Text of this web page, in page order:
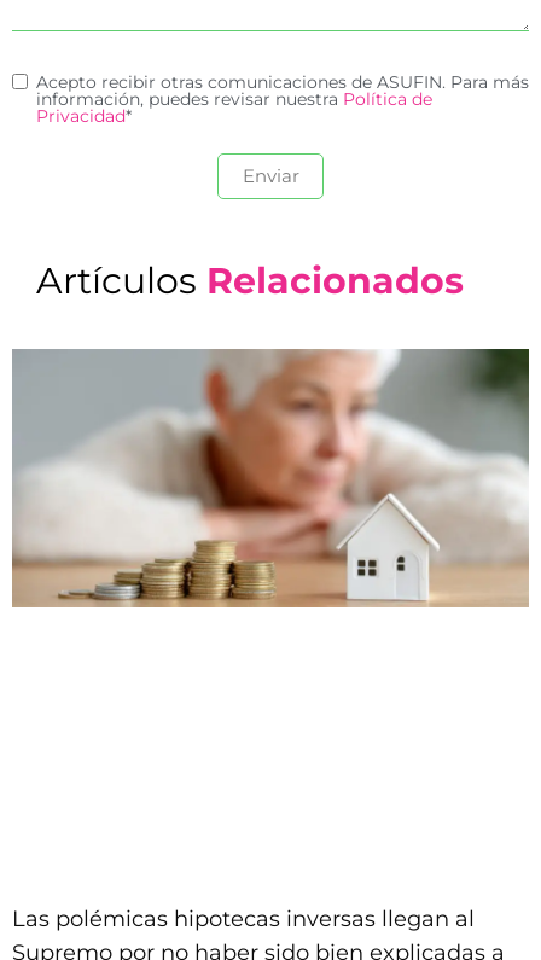
Acepto recibir otras comunicaciones de ASUFIN. Para más
información, puedes revisar nuestra Política de
Privacidad*
Artículos Relacionados
Las polémicas hipotecas inversas llegan al
Supremo por no haber sido bien explicadas a